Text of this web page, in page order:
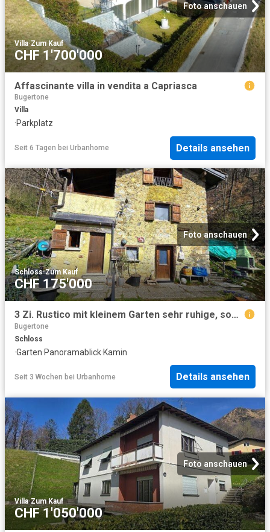
Foto anschauen
Villa·Zum Kauf
CHF 1'700'000
Affascinante villa in vendita a Capriasca
Bugertone
Villa
·Parkplatz
Seit 6 Tagen bei Urbanhome Details ansehen
Foto anschauen
Schloss·Zum Kauf
CHF 175'000
3 Zi. Rustico mit kleinem Garten sehr ruhige, sonnige Aussichtslage/Rustico mit 3 Zimmern, kleinem Grundstück, sehr sonnig, ruhig, mit schöner Aussicht
Bugertone
Schloss
·Garten·Panoramablick·Kamin
Seit 3 Wochen bei Urbanhome Details ansehen
Foto anschauen
Villa·Zum Kauf
CHF 1'050'000